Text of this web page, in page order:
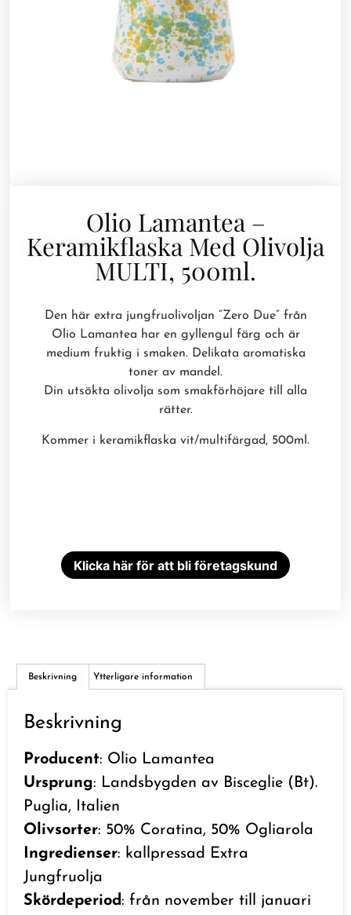
Olio Lamantea –
Keramikflaska Med Olivolja
MULTI, 500ml.
Den här extra jungfruolivoljan ”Zero Due” från
Olio Lamantea har en gyllengul färg och är
medium fruktig i smaken. Delikata aromatiska
toner av mandel.
Din utsökta olivolja som smakförhöjare till alla
rätter.
Kommer i keramikflaska vit/multifärgad, 500ml.
Klicka här för att bli företagskund
Beskrivning Ytterligare information
Beskrivning
Producent: Olio Lamantea
Ursprung: Landsbygden av Bisceglie (Bt).
Puglia, Italien
Olivsorter: 50% Coratina, 50% Ogliarola
Ingredienser: kallpressad Extra
Jungfruolja
Skördeperiod: från november till januari